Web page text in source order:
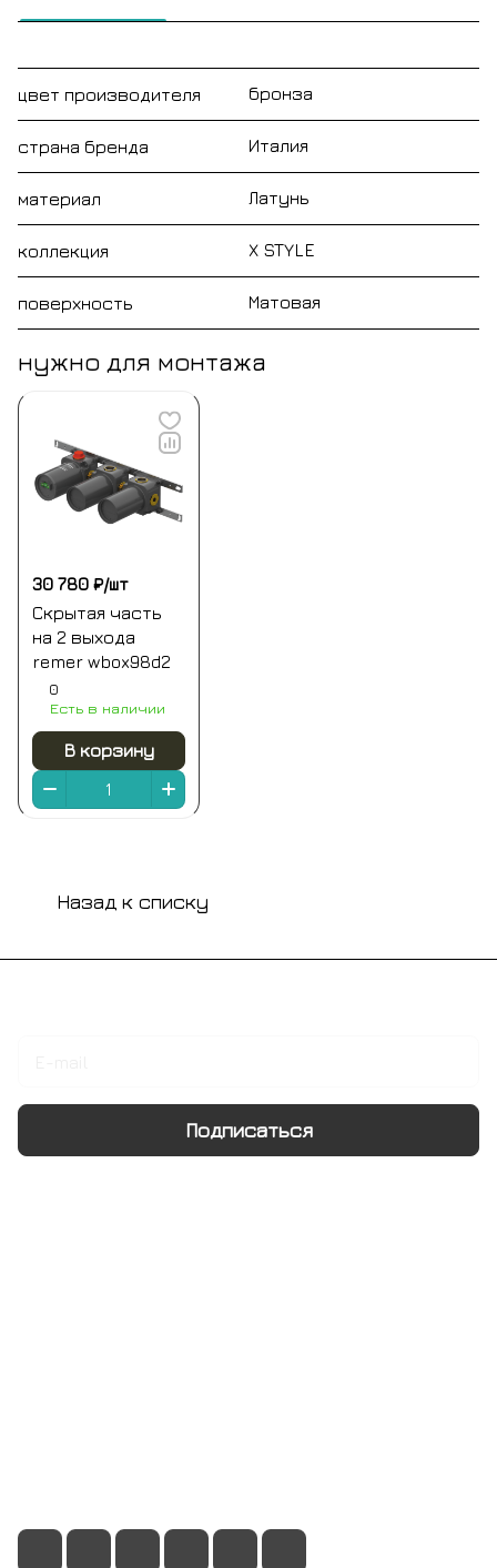
цвет производителя бронза
страна бренда Италия
материал Латунь
коллекция X STYLE
поверхность Матовая
нужно для монтажа
30 780 ₽/шт
Скрытая часть
на 2 выхода
remer wbox98d2
0
Есть в наличии
В корзину
Назад к списку
Подписаться